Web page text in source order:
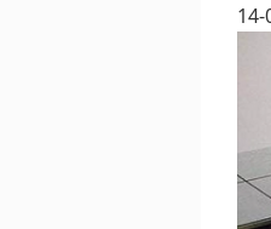
14-